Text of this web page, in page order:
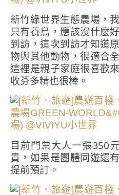
新竹綠世界生態農場，
只有養鳥，應該沒什麼
到訪，這次到訪才知道
物與其他動物，很適合
這裡是親子家庭很喜歡
收芬多精也很棒。
目前門票大人一張350
貴，如果是團體同遊還
提前預訂。